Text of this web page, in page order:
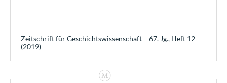
Zeitschrift für Geschichtswissenschaft – 67. Jg., Heft 12
(2019)